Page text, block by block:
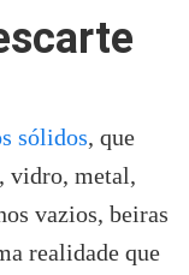
sólidos, que
vidro, metal,
vazios, beiras
realidade que